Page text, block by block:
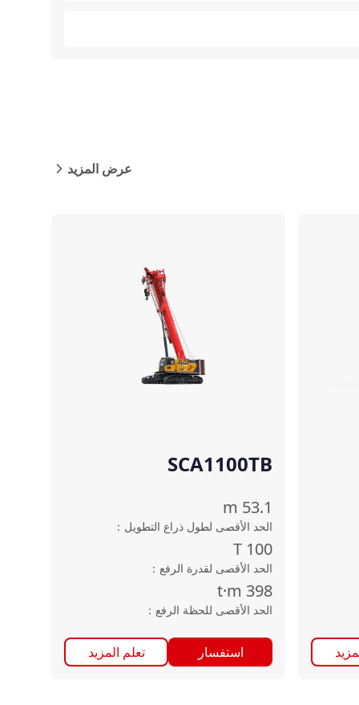
عرض المزيد
SCA1100TB
53.1
m
الحد الأقصى لطول ذراع التطويل ：
100
T
الحد الأقصى لقدرة الرفع ：
398
t·m
الحد الأقصى للحظة الرفع ：
استفسار تعلم المزيد